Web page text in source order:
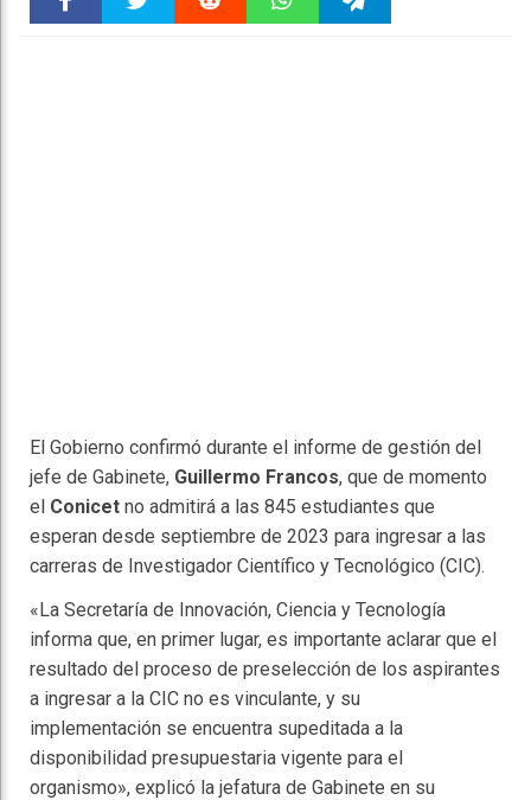
El Gobierno confirmó durante el informe de gestión del
jefe de Gabinete, Guillermo Francos, que de momento
el Conicet no admitirá a las 845 estudiantes que
esperan desde septiembre de 2023 para ingresar a las
carreras de Investigador Científico y Tecnológico (CIC).
«La Secretaría de Innovación, Ciencia y Tecnología
informa que, en primer lugar, es importante aclarar que el
resultado del proceso de preselección de los aspirantes
a ingresar a la CIC no es vinculante, y su
implementación se encuentra supeditada a la
disponibilidad presupuestaria vigente para el
organismo», explicó la jefatura de Gabinete en su